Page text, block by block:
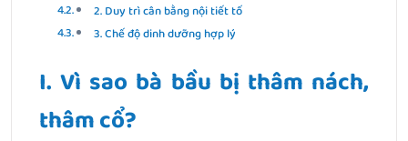
2. Duy trì cân bằng nội tiết tố
3. Chế độ dinh dưỡng hợp lý
I. Vì sao bà bầu bị thâm nách,
thâm cổ?